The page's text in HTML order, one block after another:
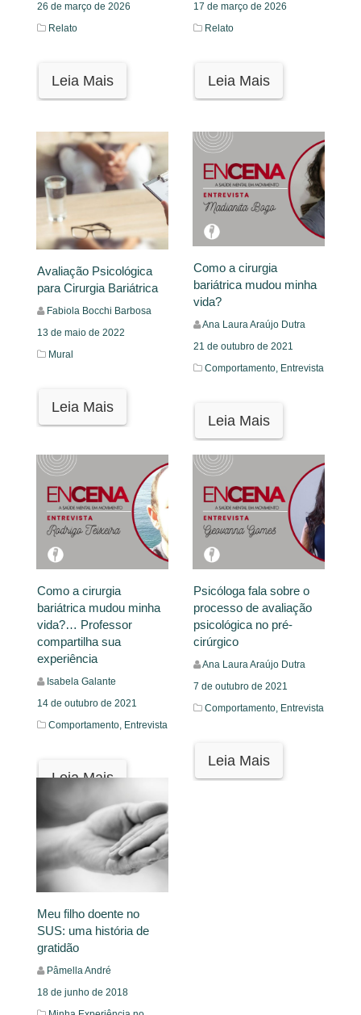
26 de março de 2026
Relato
Leia Mais
17 de março de 2026
Relato
Leia Mais
Avaliação Psicológica
para Cirurgia Bariátrica
Fabiola Bocchi Barbosa
13 de maio de 2022
Mural
Leia Mais
Como a cirurgia
bariátrica mudou minha
vida?
Ana Laura Araújo Dutra
21 de outubro de 2021
Comportamento, Entrevista
Leia Mais
Como a cirurgia
bariátrica mudou minha
vida?… Professor
compartilha sua
experiência
Isabela Galante
14 de outubro de 2021
Comportamento, Entrevista
Leia Mais
Psicóloga fala sobre o
processo de avaliação
psicológica no pré-
cirúrgico
Ana Laura Araújo Dutra
7 de outubro de 2021
Comportamento, Entrevista
Leia Mais
Meu filho doente no
SUS: uma história de
gratidão
Pâmella André
18 de junho de 2018